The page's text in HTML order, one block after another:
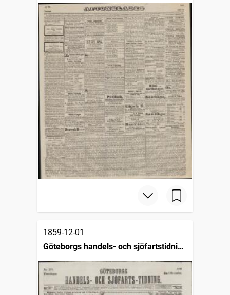
1859-12-01
Göteborgs handels- och sjöfartstidning